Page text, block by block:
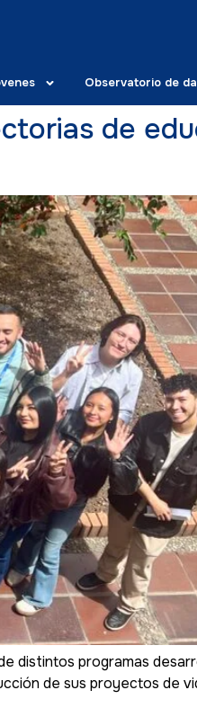
Observatorio de
de
distintos programas
de sus proyectos de